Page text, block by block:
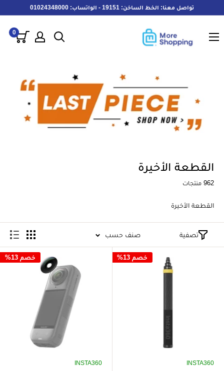
المحتوى
تواصل معنا: الخط الساخن: 19151 - الواتساب: 01024348000
0
القطعة الأخيرة
962 منتجات
القطعة الأخيرة
تصفية صنف حسب
خصم 13%
INSTA360
خصم 13%
INSTA360